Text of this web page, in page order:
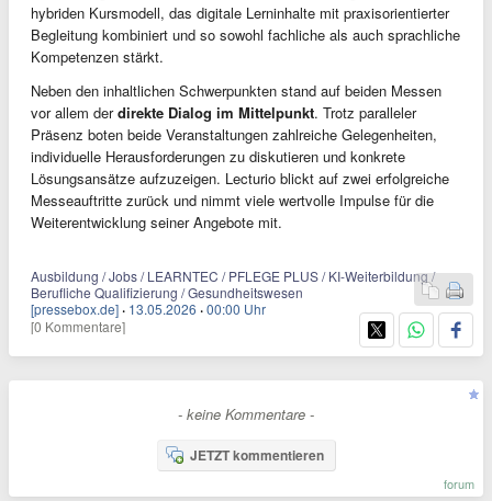
hybriden Kursmodell, das digitale Lerninhalte mit praxisorientierter
Begleitung kombiniert und so sowohl fachliche als auch sprachliche
Kompetenzen stärkt.
Neben den inhaltlichen Schwerpunkten stand auf beiden Messen
vor allem derdirekte Dialog im Mittelpunkt. Trotz paralleler
Präsenz boten beide Veranstaltungen zahlreiche Gelegenheiten,
individuelle Herausforderungen zu diskutieren und konkrete
Lösungsansätze aufzuzeigen. Lecturio blickt auf zwei erfolgreiche
Messeauftritte zurück und nimmt viele wertvolle Impulse für die
Weiterentwicklung seiner Angebote mit.
Ausbildung / Jobs / LEARNTEC / PFLEGE PLUS / KI-Weiterbildung /
Berufliche Qualifizierung / Gesundheitswesen
[pressebox.de] · 13.05.2026 ·00:00 Uhr
[0 Kommentare]
- keine Kommentare -
JETZT kommentieren
forum